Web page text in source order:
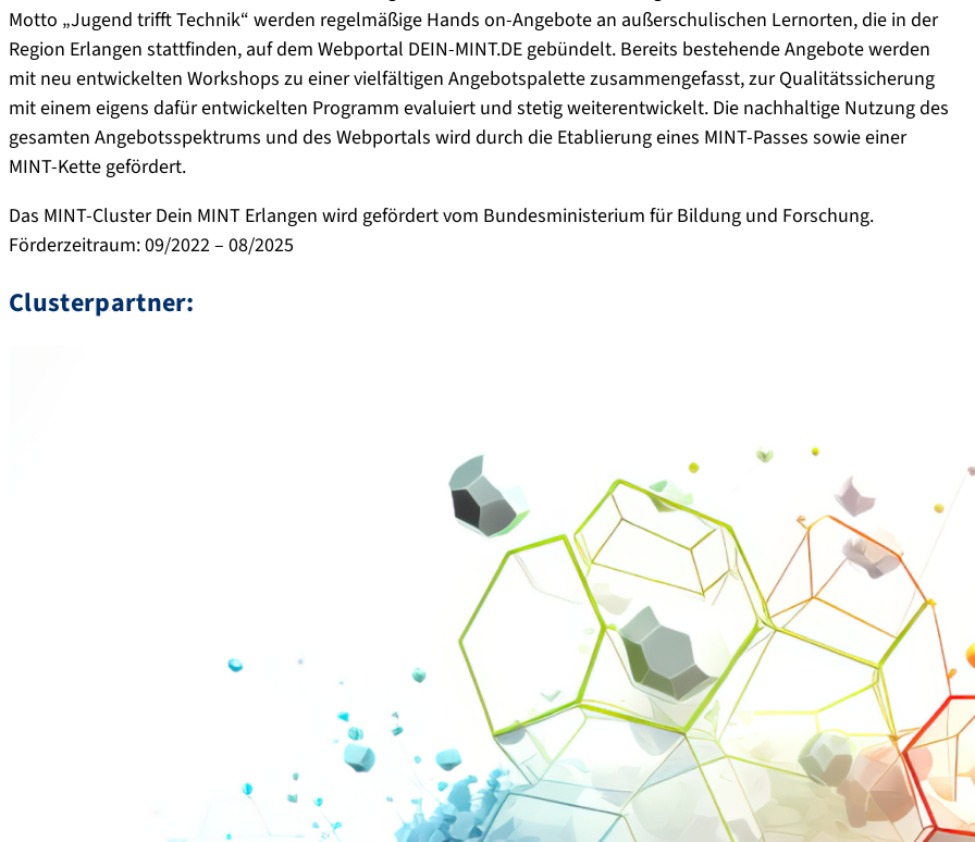
Motto „Jugend trifft Technik“ werden regelmäßige Hands on-Angebote an außerschulischen Lernorten, die in der
Region Erlangen stattfinden, auf dem Webportal DEIN-MINT.DE gebündelt. Bereits bestehende Angebote werden
mit neu entwickelten Workshops zu einer vielfältigen Angebotspalette zusammengefasst, zur Qualitätssicherung
mit einem eigens dafür entwickelten Programm evaluiert und stetig weiterentwickelt. Die nachhaltige Nutzung des
gesamten Angebotsspektrums und des Webportals wird durch die Etablierung eines MINT-Passes sowie einer
MINT-Kette gefördert.
Das MINT-Cluster Dein MINT Erlangen wird gefördert vom Bundesministerium für Bildung und Forschung.
Förderzeitraum: 09/2022 – 08/2025
Clusterpartner: